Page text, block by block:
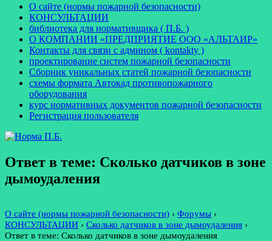
О сайте (нормы пожарной безопасности)
КОНСУЛЬТАЦИИ
библиотека для нормативщика ( П.Б. )
О КОМПАНИИ «ПРЕДПРИЯТИЕ ООО «АЛЬТАИР»
Контакты для связи с админом ( kontakty )
проектирование систем пожарной безопасности
Сборник уникальных статей пожарной безопасности
схемы формата Автокад противопожарного
оборудования
курс нормативных документов пожарной безопасности
Регистрация пользователя
Ответ в теме: Сколько датчиков в зоне
дымоудаления
О сайте (нормы пожарной безопасности) › Форумы ›
КОНСУЛЬТАЦИИ › Сколько датчиков в зоне дымоудаления ›
Ответ в теме: Сколько датчиков в зоне дымоудаления